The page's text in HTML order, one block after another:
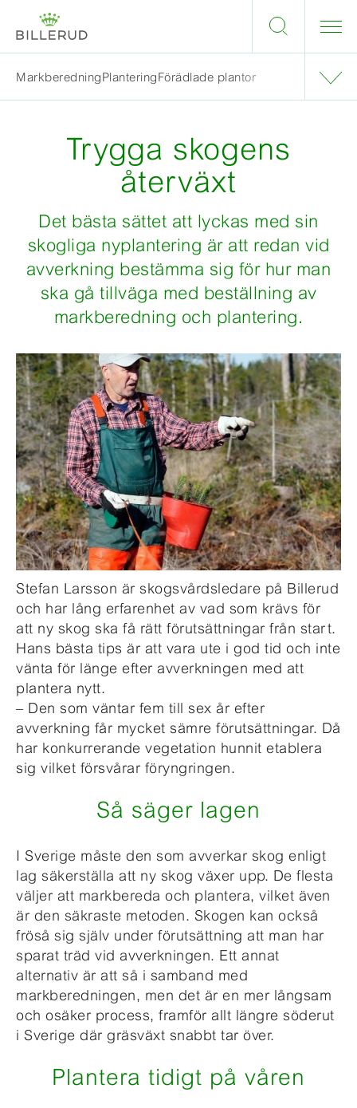
MarkberedningPlanteringFörädlade plantor
Trygga skogens
återväxt
Det bästa sättet att lyckas med sin
skogliga nyplantering är att redan vid
avverkning bestämma sig för hur man
ska gå tillväga med beställning av
markberedning och plantering.
Stefan Larsson är skogsvårdsledare på Billerud
och har lång erfarenhet av vad som krävs för
att ny skog ska få rätt förutsättningar från start.
Hans bästa tips är att vara ute i god tid och inte
vänta för länge efter avverkningen med att
plantera nytt.
– Den som väntar fem till sex år efter
avverkning får mycket sämre förutsättningar. Då
har konkurrerande vegetation hunnit etablera
sig vilket försvårar föryngringen.
Så säger lagen
I Sverige måste den som avverkar skog enligt
lag säkerställa att ny skog växer upp. De flesta
väljer att markbereda och plantera, vilket även
är den säkraste metoden. Skogen kan också
fröså sig själv under förutsättning att man har
sparat träd vid avverkningen. Ett annat
alternativ är att så i samband med
markberedningen, men det är en mer långsam
och osäker process, framför allt längre söderut
i Sverige där gräsväxt snabbt tar över.
Plantera tidigt på våren